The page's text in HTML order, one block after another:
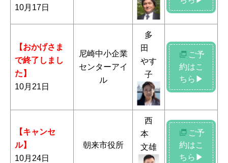
10月17日
【おかげさま
で終了しまし
た】
10月21日
尼崎中小企業
センターアイ
ル
多
田
やす
子
ご予
約はこ
ちら▶
【キャンセ
ル】
10月24日
朝来市役所
西
本
文雄
ご予
約はこ
ちら▶